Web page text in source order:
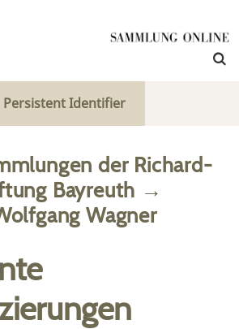
Persistent Identifier
der Richard-
Bayreuth →
Wagner